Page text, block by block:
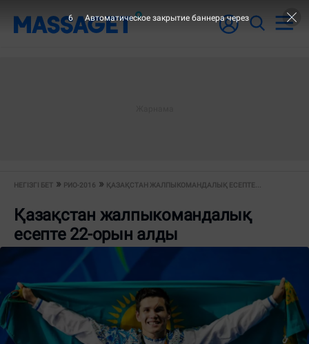
НЕГІЗГІ БЕТ РИО-2016 ҚАЗАҚСТАН ЖАЛПЫКОМАНДАЛЫҚ ЕСЕПТЕ...
Қазақстан жалпыкомандалық
есепте 22-орын алды
6 Автоматическое закрытие баннера через